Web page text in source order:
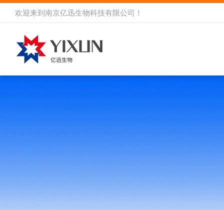
欢迎来到 南京亿迅生物科技有限公司 ！